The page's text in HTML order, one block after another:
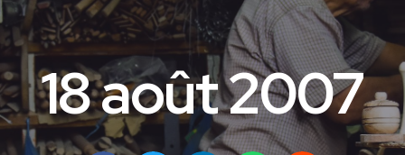
18 août 2007